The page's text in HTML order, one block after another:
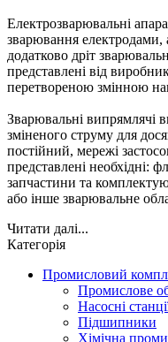
Електрозварювальні
зварювання електродами,
додатково дріт
представлені від
перетвореною змінною
Зварювальні випрямлячі
зміненого струму для
постійний, мережі
представлені необхідні:
запчастини та
або інше зварювальне
Читати далі...
Категорія
Промисловий
Промислове
Насосні
Підшипники
Хімічна